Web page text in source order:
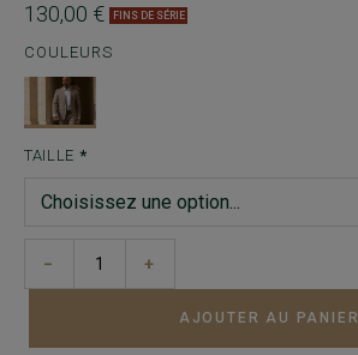
130,00 € FINS DE SÉRIE
COULEURS
TAILLE
− +
AJOUTER AU PANIER